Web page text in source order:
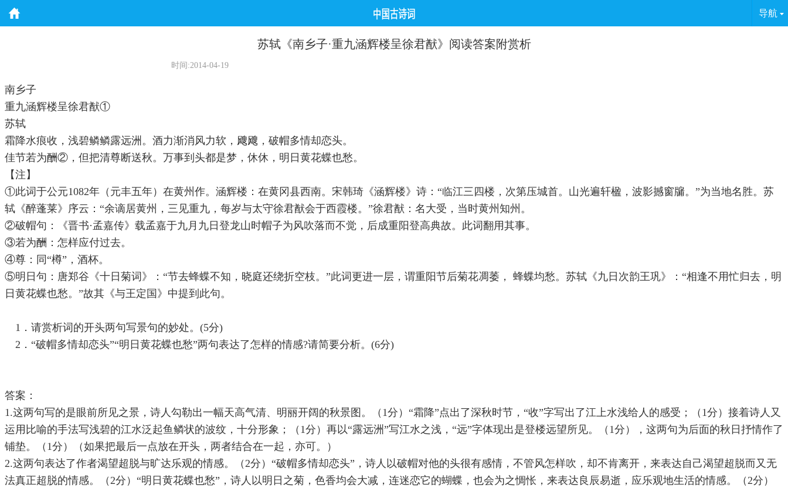
导航
苏轼《南乡子·重九涵辉楼呈徐君猷》阅读答案附赏析
时间:2014-04-19
南乡子
重九涵辉楼呈徐君猷①
苏轼
霜降水痕收，浅碧鳞鳞露远洲。酒力渐消风力软，飕飕，破帽多情却恋头。
佳节若为酬②，但把清尊断送秋。万事到头都是梦，休休，明日黄花蝶也愁。
【注】
①此词于公元1082年（元丰五年）在黄州作。涵辉楼：在黄冈县西南。宋韩琦《涵辉楼》诗：“临江三四楼，次第压城首。山光遍轩楹，波影撼窗牖。”为当地名胜。苏
轼《醉蓬莱》序云：“余谪居黄州，三见重九，每岁与太守徐君猷会于西霞楼。”徐君猷：名大受，当时黄州知州。
②破帽句：《晋书·孟嘉传》载孟嘉于九月九日登龙山时帽子为风吹落而不觉，后成重阳登高典故。此词翻用其事。
③若为酬：怎样应付过去。
④尊：同“樽”，酒杯。
⑤明日句：唐郑谷《十日菊词》：“节去蜂蝶不知，晓庭还绕折空枝。”此词更进一层，谓重阳节后菊花凋萎， 蜂蝶均愁。苏轼《九日次韵王巩》：“相逢不用忙归去，明
日黄花蝶也愁。”故其《与王定国》中提到此句。
1．请赏析词的开头两句写景句的妙处。(5分)
2．“破帽多情却恋头”“明日黄花蝶也愁”两句表达了怎样的情感?请简要分析。(6分)
答案：
1.这两句写的是眼前所见之景，诗人勾勒出一幅天高气清、明丽开阔的秋景图。（1分）“霜降”点出了深秋时节，“收”字写出了江上水浅给人的感受；（1分）接着诗人又
运用比喻的手法写浅碧的江水泛起鱼鳞状的波纹，十分形象；（1分）再以“露远洲”写江水之浅，“远”字体现出是登楼远望所见。（1分），这两句为后面的秋日抒情作了
铺垫。（1分）（如果把最后一点放在开头，两者结合在一起，亦可。）
2.这两句表达了作者渴望超脱与旷达乐观的情感。（2分）“破帽多情却恋头”，诗人以破帽对他的头很有感情，不管风怎样吹，却不肯离开，来表达自己渴望超脱而又无
法真正超脱的情感。（2分）“明日黄花蝶也愁”，诗人以明日之菊，色香均会大减，连迷恋它的蝴蝶，也会为之惆怅，来表达良辰易逝，应乐观地生活的情感。（2分）